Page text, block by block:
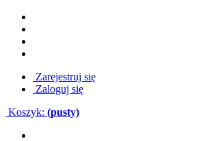
Zarejestruj się
Zaloguj się
Koszyk: (pusty)